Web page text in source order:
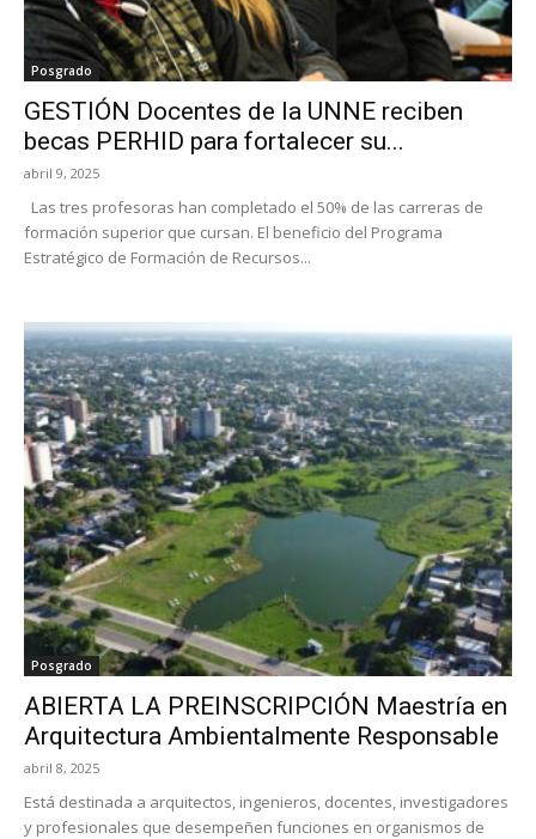
Posgrado
GESTIÓN Docentes de la UNNE reciben
becas PERHID para fortalecer su...
abril 9, 2025
Las tres profesoras han completado el 50% de las carreras de
formación superior que cursan. El beneficio del Programa
Estratégico de Formación de Recursos...
Posgrado
ABIERTA LA PREINSCRIPCIÓN Maestría en
Arquitectura Ambientalmente Responsable
abril 8, 2025
Está destinada a arquitectos, ingenieros, docentes, investigadores
y profesionales que desempeñen funciones en organismos de